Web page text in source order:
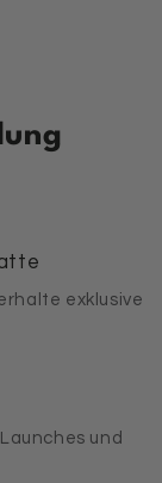
exklusive
und